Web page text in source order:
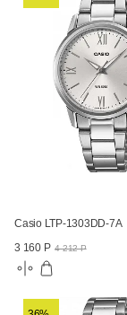
Casio LTP-1303DD-7A
3 160 Р 4 212 Р